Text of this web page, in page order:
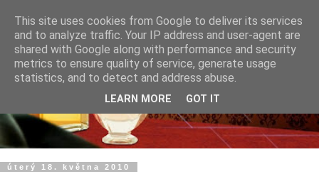
úterý 18. května 2010
This site uses cookies from Google to deliver its services
and to analyze traffic. Your IP address and user-agent are
shared with Google along with performance and security
metrics to ensure quality of service, generate usage
statistics, and to detect and address abuse.
LEARN MORE GOT IT